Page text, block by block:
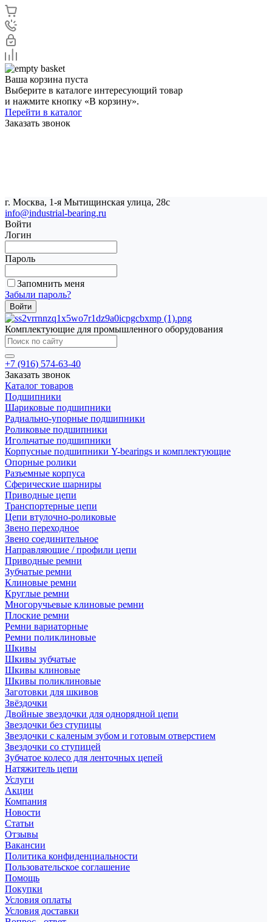
Ваша корзина пуста
Выберите в каталоге интересующий товар
и нажмите кнопку «В корзину».
Перейти в каталог
Заказать звонок
г. Москва, 1-я Мытищинская улица, 28с
info@industrial-bearing.ru
Войти
Логин
Пароль
Запомнить меня
Забыли пароль?
Комплектующие для промышленного оборудования
+7 (916) 574-63-40
Заказать звонок
Каталог товаров
Подшипники
Шариковые подшипники
Радиально-упорные подшипники
Роликовые подшипники
Игольчатые подшипники
Корпусные подшипники Y-bearings и комплектующие
Опорные ролики
Разъемные корпуса
Сферические шарниры
Приводные цепи
Транспортерные цепи
Цепи втулочно-роликовые
Звено переходное
Звено соединительное
Направляющие / профили цепи
Приводные ремни
Зубчатые ремни
Клиновые ремни
Круглые ремни
Многоручьевые клиновые ремни
Плоские ремни
Ремни вариаторные
Ремни поликлиновые
Шкивы
Шкивы зубчатые
Шкивы клиновые
Шкивы поликлиновые
Заготовки для шкивов
Звёздочки
Двойные звездочки для однорядной цепи
Звездочки без ступицы
Звездочки с каленым зубом и готовым отверстием
Звездочки со ступицей
Зубчатое колесо для ленточных цепей
Натяжитель цепи
Услуги
Акции
Компания
Новости
Статьи
Отзывы
Вакансии
Политика конфиденциальности
Пользовательское соглашение
Помощь
Покупки
Условия оплаты
Условия доставки